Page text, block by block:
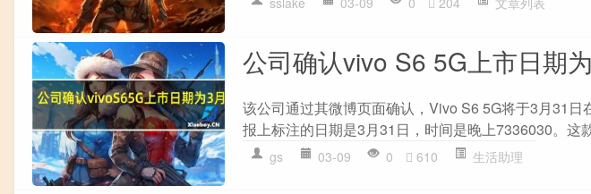
公司确认vivo S6 5G上市日期
该公司通过其微博页面确认，Vivo S6 5G将于3月31
报上标注的日期是3月31日，时间是晚上7336030。这
gs 03-09 0 610 生活助理